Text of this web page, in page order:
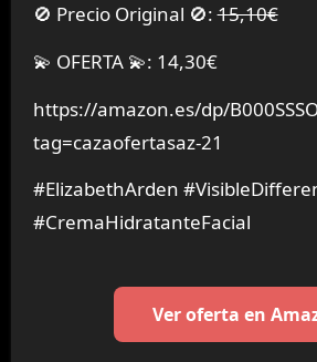
🚫 Precio Original 🚫:15,10€
💫 OFERTA 💫: 14,30€
https://amazon.es/dp/
tag=cazaofertasaz-21
#ElizabethArden
#CremaHidratanteFacial
Ver oferta en